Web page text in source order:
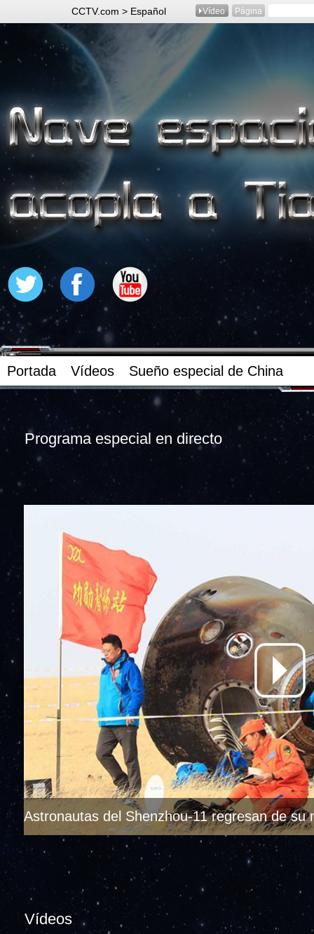
CCTV.com > Español Vídeo Página
Portada Vídeos Sueño especial de China
Programa especial en directo
Astronautas del Shenzhou-11 regresan de su
Vídeos